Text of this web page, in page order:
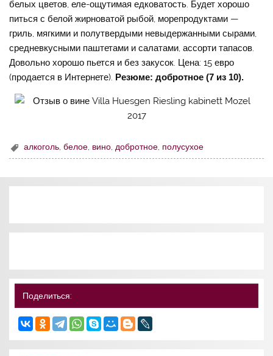
белых цветов, еле-ощутимая едковатость. Будет хорошо
питься с белой жирноватой рыбой, морепродуктами —
гриль, мягкими и полутвердыми невыдержанными сырами,
средневкусными паштетами и салатами, ассорти тапасов.
Довольно хорошо пьется и без закусок. Цена: 15 евро
(продается в Интернете). Резюме: добротное (7 из 10).
алкоголь ,белое вино добротное полусухое
Поделиться: